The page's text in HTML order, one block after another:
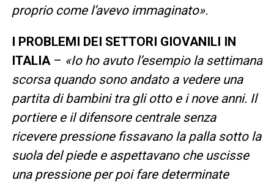
proprio come l’avevo immaginato».
I PROBLEMI DEI SETTORI GIOVANILI IN
ITALIA– «Io ho avuto l’esempio la settimana
scorsa quando sono andato a vedere una
partita di bambini tra gli otto e i nove anni. Il
portiere e il difensore centrale senza
ricevere pressione fissavano la palla sotto la
suola del piede e aspettavano che uscisse
una pressione per poi fare determinate